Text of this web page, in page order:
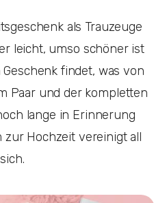
als Trauzeuge
leicht, umso schöner ist
findet, was von
Paar und der kompletten
lange in Erinnerung
zur Hochzeit vereinigt all